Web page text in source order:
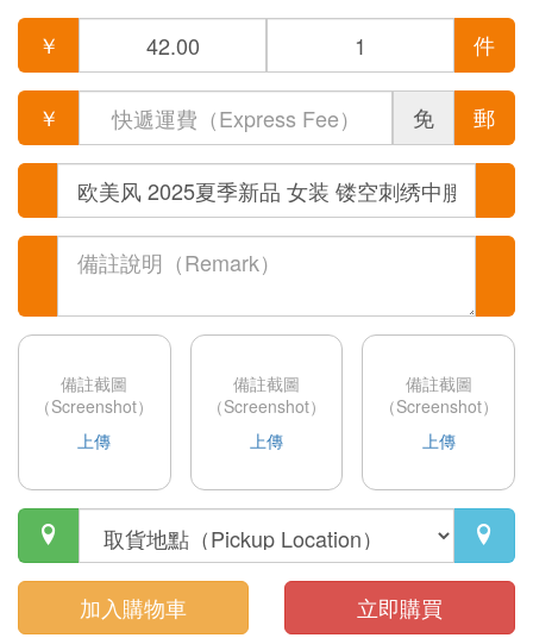
￥ 件
￥ 免 郵
備註截圖
（Screenshot）
上傳
備註截圖
（Screenshot）
上傳
備註截圖
（Screenshot）
上傳
 
加入購物車 立即購買